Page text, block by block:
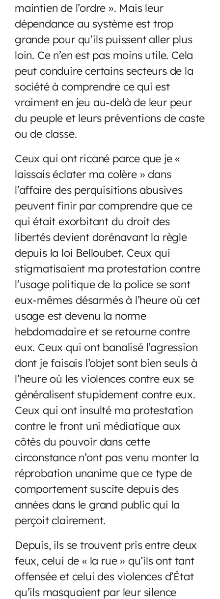
maintien de l’ordre ». Mais leur
dépendance au système est trop
grande pour qu’ils puissent aller plus
loin. Ce n’en est pas moins utile. Cela
peut conduire certains secteurs de la
société à comprendre ce qui est
vraiment en jeu au-delà de leur peur
du peuple et leurs préventions de caste
ou de classe.
Ceux qui ont ricané parce que je «
laissais éclater ma colère » dans
l’affaire des perquisitions abusives
peuvent finir par comprendre que ce
qui était exorbitant du droit des
libertés devient dorénavant la règle
depuis la loi Belloubet. Ceux qui
stigmatisaient ma protestation contre
l’usage politique de la police se sont
eux-mêmes désarmés à l’heure où cet
usage est devenu la norme
hebdomadaire et se retourne contre
eux. Ceux qui ont banalisé l’agression
dont je faisais l’objet sont bien seuls à
l’heure où les violences contre eux se
généralisent stupidement contre eux.
Ceux qui ont insulté ma protestation
contre le front uni médiatique aux
côtés du pouvoir dans cette
circonstance n’ont pas venu monter la
réprobation unanime que ce type de
comportement suscite depuis des
années dans le grand public qui la
perçoit clairement.
Depuis, ils se trouvent pris entre deux
feux, celui de « la rue » qu’ils ont tant
offensée et celui des violences d’État
qu’ils masquaient par leur silence